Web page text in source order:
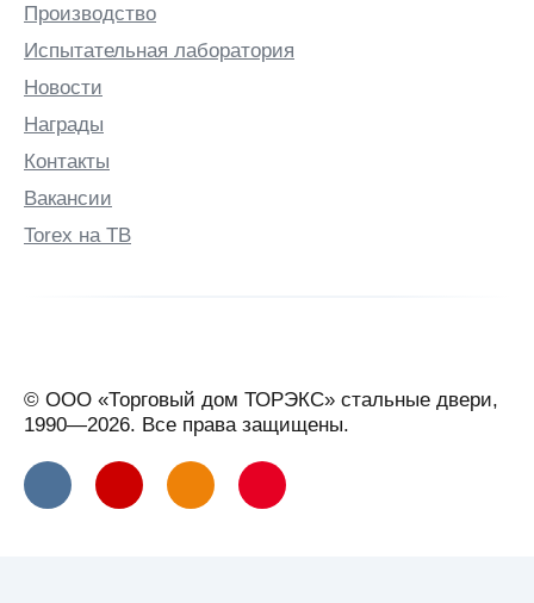
Производство
Испытательная лаборатория
Новости
Награды
Контакты
Вакансии
Torex на ТВ
© ООО «Торговый дом ТОРЭКС» стальные двери,
1990—2026. Все права защищены.